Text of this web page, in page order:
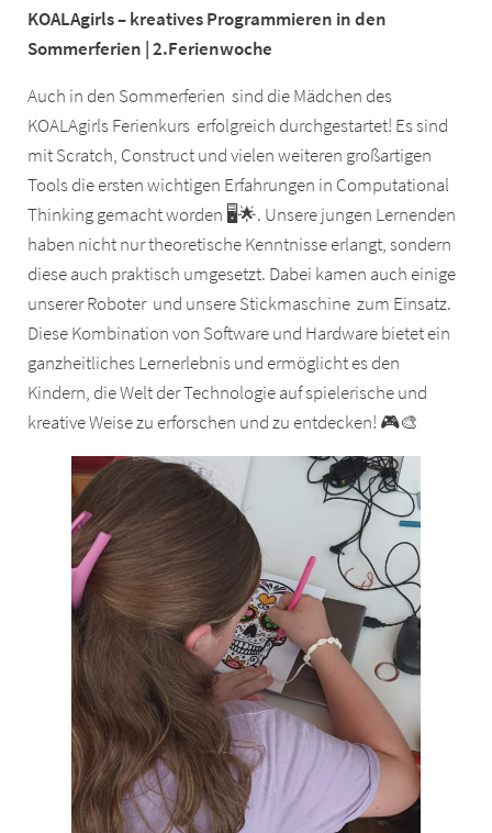
KOALAgirls – kreatives Programmieren in den
Sommerferien | 2.Ferienwoche
Auch in den Sommerferien sind die Mädchen des
KOALAgirls Ferienkurs erfolgreich durchgestartet! Es sind
mit Scratch, Construct und vielen weiteren großartigen
Tools die ersten wichtigen Erfahrungen in Computational
Thinking gemacht worden 🖥️🌟. Unsere jungen Lernenden
haben nicht nur theoretische Kenntnisse erlangt, sondern
diese auch praktisch umgesetzt. Dabei kamen auch einige
unserer Roboter und unsere Stickmaschine zum Einsatz.
Diese Kombination von Software und Hardware bietet ein
ganzheitliches Lernerlebnis und ermöglicht es den
Kindern, die Welt der Technologie auf spielerische und
kreative Weise zu erforschen und zu entdecken! 🎮🎨